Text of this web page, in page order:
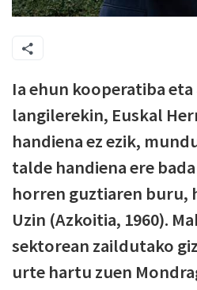
Ia ehun kooperatiba eta
langilerekin, Euskal
handiena ez ezik,
talde handiena ere
horren guztiaren buru,
Uzin (Azkoitia, 1960).
sektorean zaildutako
urte hartu zuen